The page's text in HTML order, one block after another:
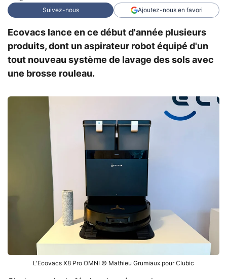
Suivez-nous Ajoutez-nous en favori
Ecovacs lance en ce début d'année plusieurs
produits, dont un aspirateur robot équipé d'un
tout nouveau système de lavage des sols avec
une brosse rouleau.
L'Ecovacs X8 Pro OMNI © Mathieu Grumiaux pour Clubic